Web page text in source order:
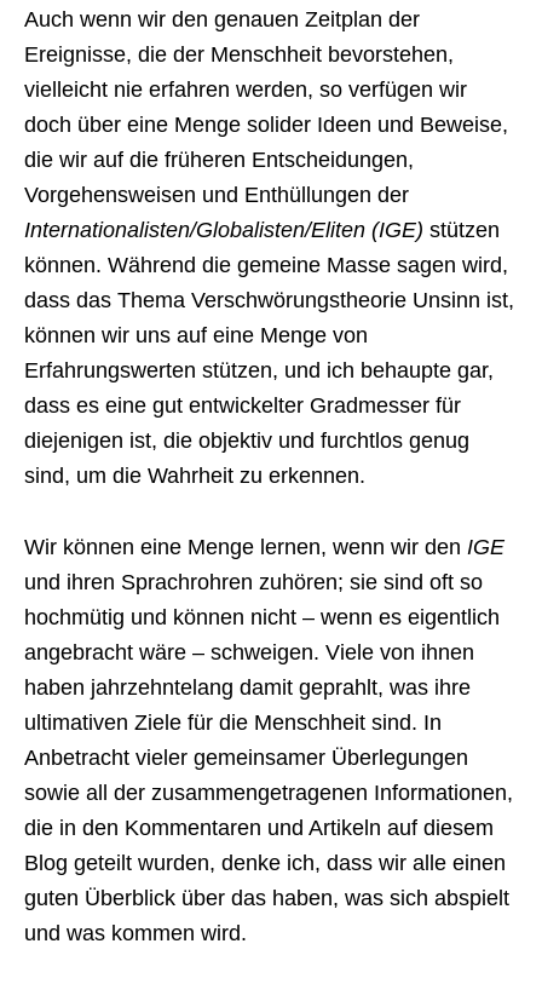
Auch wenn wir den genauen Zeitplan der
Ereignisse, die der Menschheit bevorstehen,
vielleicht nie erfahren werden, so verfügen wir
doch über eine Menge solider Ideen und Beweise,
die wir auf die früheren Entscheidungen,
Vorgehensweisen und Enthüllungen der
Internationalisten/Globalisten/Eliten (IGE) stützen
können. Während die gemeine Masse sagen wird,
dass das Thema Verschwörungstheorie Unsinn ist,
können wir uns auf eine Menge von
Erfahrungswerten stützen, und ich behaupte gar,
dass es eine gut entwickelter Gradmesser für
diejenigen ist, die objektiv und furchtlos genug
sind, um die Wahrheit zu erkennen.
Wir können eine Menge lernen, wenn wir den IGE
und ihren Sprachrohren zuhören; sie sind oft so
hochmütig und können nicht – wenn es eigentlich
angebracht wäre – schweigen. Viele von ihnen
haben jahrzehntelang damit geprahlt, was ihre
ultimativen Ziele für die Menschheit sind. In
Anbetracht vieler gemeinsamer Überlegungen
sowie all der zusammengetragenen Informationen,
die in den Kommentaren und Artikeln auf diesem
Blog geteilt wurden, denke ich, dass wir alle einen
guten Überblick über das haben, was sich abspielt
und was kommen wird.